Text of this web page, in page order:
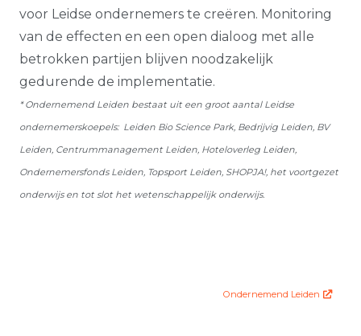
voor Leidse ondernemers te creëren. Monitoring
van de effecten en een open dialoog met alle
betrokken partijen blijven noodzakelijk
gedurende de implementatie.
* Ondernemend Leiden bestaat uit een groot aantal Leidse
ondernemerskoepels: Leiden Bio Science Park, Bedrijvig Leiden, BV
Leiden, Centrummanagement Leiden, Hoteloverleg Leiden,
Ondernemersfonds Leiden, Topsport Leiden, SHOPJA!, het voortgezet
onderwijs en tot slot het wetenschappelijk onderwijs.
Ondernemend Leiden